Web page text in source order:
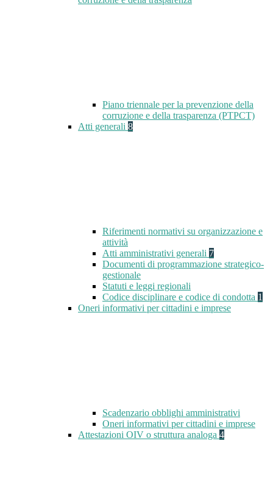
Piano triennale per la prevenzione della
corruzione e della trasparenza (PTPCT)
Atti generali 8
Riferimenti normativi su organizzazione e
attività
Atti amministrativi generali 7
Documenti di programmazione strategico-
gestionale
Statuti e leggi regionali
Codice disciplinare e codice di condotta 1
Oneri informativi per cittadini e imprese
Scadenzario obblighi amministrativi
Oneri informativi per cittadini e imprese
Attestazioni OIV o struttura analoga 4